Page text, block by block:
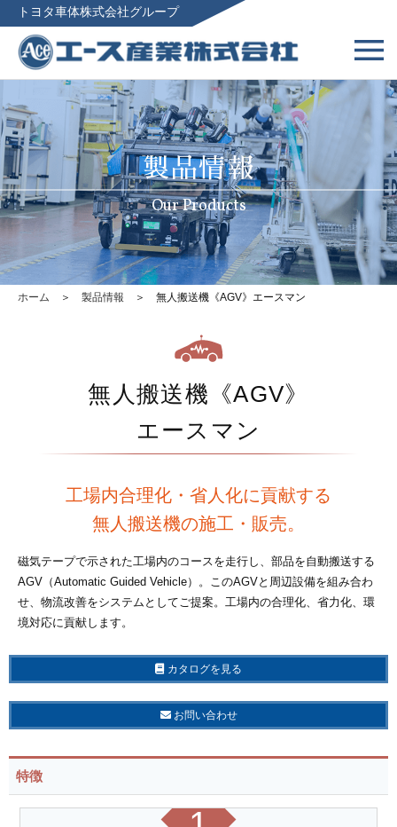
トヨタ車体株式会社グループ
製品情報
Our Products
ホーム ＞ 製品情報 ＞ 無人搬送機《AGV》エースマン
無人搬送機《AGV》
エースマン
工場内合理化・省人化に貢献する
無人搬送機の施工・販売。
磁気テープで示された工場内のコースを走行し、部品を自動搬送する
AGV（Automatic Guided Vehicle）。このAGVと周辺設備を組み合わ
せ、物流改善をシステムとしてご提案。工場内の合理化、省力化、環
境対応に貢献します。
カタログを見る
お問い合わせ
特徴